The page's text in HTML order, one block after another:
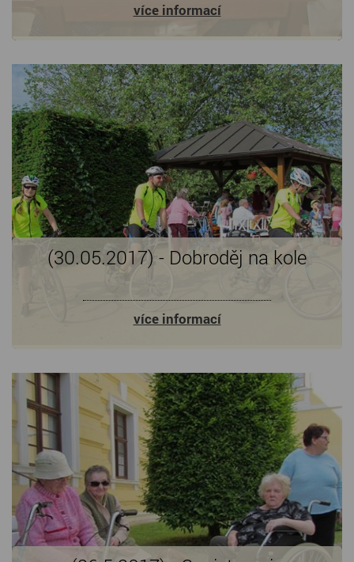
více informací
(30.05.2017) - Dobroděj na kole
více informací